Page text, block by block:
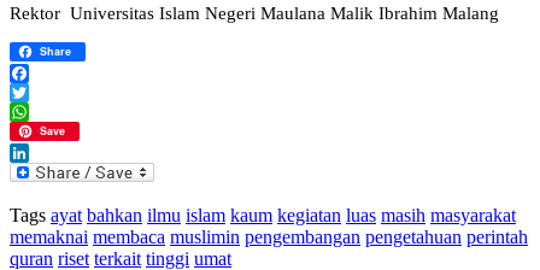
Rektor Universitas Islam Negeri Maulana Malik Ibrahim Malang
Share
Facebook
Twitter
WhatsApp
Save
LinkedIn
Tags ayat bahkan ilmu islam kaum kegiatan luas masih masyarakat
memaknai membaca muslimin pengembangan pengetahuan perintah
quran riset terkait tinggi umat